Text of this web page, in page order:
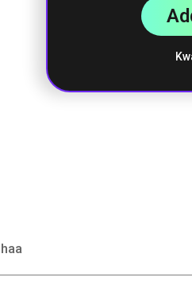
Zazabibu ya
Watermelon